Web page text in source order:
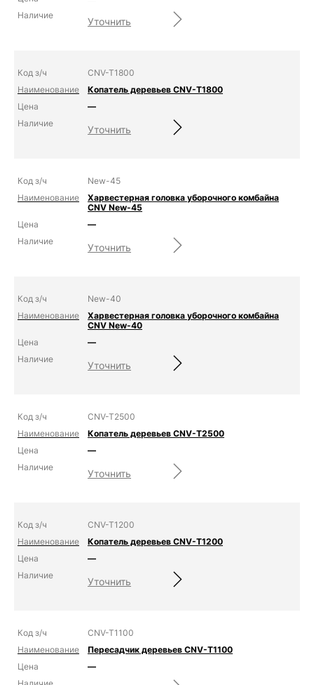
Уточнить
CNV-T1800
Копатель деревьев CNV-T1800
—
Уточнить
New-45
Харвестерная головка уборочного комбайна
CNV New-45
—
Уточнить
New-40
Харвестерная головка уборочного комбайна
CNV New-40
—
Уточнить
CNV-T2500
Копатель деревьев CNV-T2500
—
Уточнить
CNV-T1200
Копатель деревьев CNV-T1200
—
Уточнить
CNV-T1100
Пересадчик деревьев CNV-T1100
—